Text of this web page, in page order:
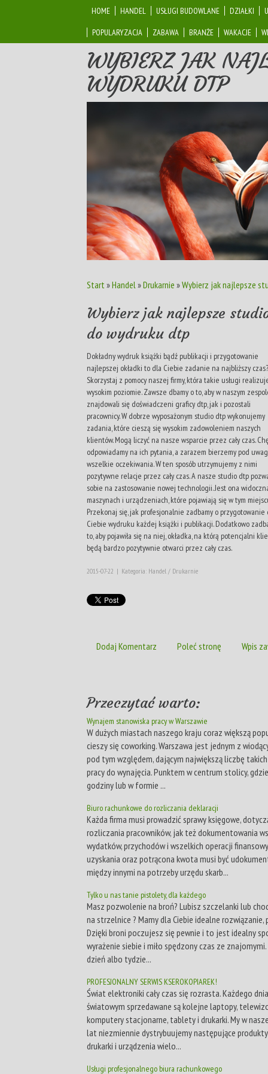
HOME HANDEL USŁUGI BUDOWLANE DZIAŁKI
POPULARYZACJA
ZABAWA BRANŻE WAKACJE
WYBIERZ JAK
WYDRUKU DTP
Start »Handel »Drukarnie »Wybierz jak najlepsze
Wybierz jak najlepsze
do wydruku dtp
Dokładny wydruk książki bądź publikacji i przygotowanie
najlepszej okładki to dla Ciebie zadanie na najbliższy czas?
Skorzystaj z pomocy naszej firmy, która takie usługi
wysokim poziomie. Zawsze dbamy o to, aby w naszym
znajdowali się doświadczeni graficy dtp, jak i pozostali
pracownicy. W dobrze wyposażonym studio dtp wykonujemy
zadania, które cieszą się wysokim zadowoleniem naszych
klientów. Mogą liczyć na nasze wsparcie przez cały czas.
odpowiadamy na ich pytania, a zarazem bierzemy pod
wszelkie oczekiwania. W ten sposób utrzymujemy z nimi
pozytywne relacje przez cały czas. A nasze studio dtp
sobie na zastosowanie nowej technologii. Jest ona
maszynach i urządzeniach, które pojawiają się w tym
Przekonaj się, jak profesjonalnie zadbamy o przygotowanie
Ciebie wydruku każdej książki i publikacji. Dodatkowo
to, aby pojawiła się na niej, okładka, na którą potencjalni
będą bardzo pozytywnie otwarci przez cały czas.
2015-07-22 | Kategoria: Handel / Drukarnie
Dodaj Komentarz Poleć stronę Wpis
Przeczytać warto:
Wynajem stanowiska pracy w Warszawie
W dużych miastach naszego kraju coraz większą
cieszy się coworking. Warszawa jest jednym z
pod tym względem, dającym największą liczbę
pracy do wynajęcia. Punktem w centrum stolicy,
godziny lub w formie ...
Biuro rachunkowe do rozliczania deklaracji
Każda firma musi prowadzić sprawy księgowe,
rozliczania pracowników, jak też dokumentowania
wydatków, przychodów i wszelkich operacji
uzyskania oraz potrącona kwota musi być
między innymi na potrzeby urzędu skarb...
Tylko u nas tanie pistolety, dla każdego
Masz pozwolenie na broń? Lubisz szczelanki lub
na strzelnice ? Mamy dla Ciebie idealne
Dzięki broni poczujesz się pewnie i to jest idealny
wyrażenie siebie i miło spędzony czas ze
dzień albo tydzie...
PROFESJONALNY SERWIS KSEROKOPIAREK!
Świat elektroniki cały czas się rozrasta. Każdego
światowym sprzedawane są kolejne laptopy,
komputery stacjonarne, tablety i drukarki. My w
lat niezmiennie dystrybuujemy następujące
drukarki i urządzenia wielo...
Usługi profesjonalnego biura rachunkowego